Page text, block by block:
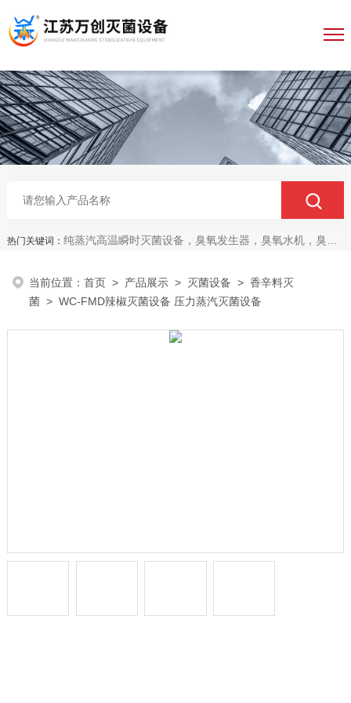
热门关键词： 纯蒸汽高温瞬时灭菌设备，臭氧发生器，臭氧水机，臭氧灭菌柜，无菌传递仓
当前位置：首页 > 产品展示 > 灭菌设备 >香辛料灭
菌
> WC-FMD辣椒灭菌设备 压力蒸汽灭菌设备